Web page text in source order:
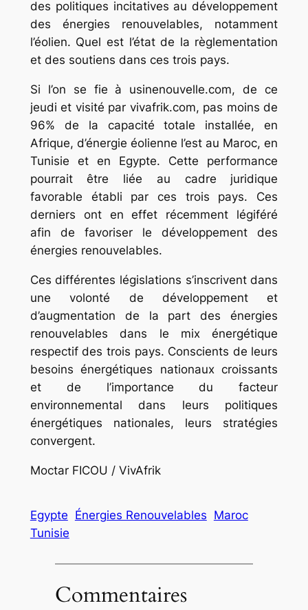
des politiques incitatives au développement
des énergies renouvelables, notamment
l’éolien. Quel est l’état de la règlementation
et des soutiens dans ces trois pays.
Si l’on se fie à usinenouvelle.com, de ce
jeudi et visité par vivafrik.com, pas moins de
96% de la capacité totale installée, en
Afrique, d’énergie éolienne l’est au Maroc, en
Tunisie et en Egypte. Cette performance
pourrait être liée au cadre juridique
favorable établi par ces trois pays. Ces
derniers ont en effet récemment légiféré
afin de favoriser le développement des
énergies renouvelables.
Ces différentes législations s’inscrivent dans
une volonté de développement et
d’augmentation de la part des énergies
renouvelables dans le mix énergétique
respectif des trois pays. Conscients de leurs
besoins énergétiques nationaux croissants
et de l’importance du facteur
environnemental dans leurs politiques
énergétiques nationales, leurs stratégies
convergent.
Moctar FICOU / VivAfrik
Egypte Énergies Renouvelables Maroc
Tunisie
Commentaires